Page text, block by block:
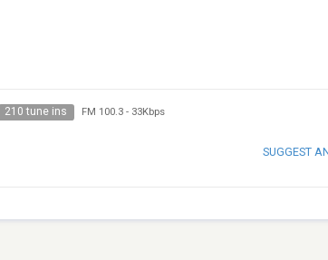
210 tune ins FM 100.3- 33Kbps
SUGGEST